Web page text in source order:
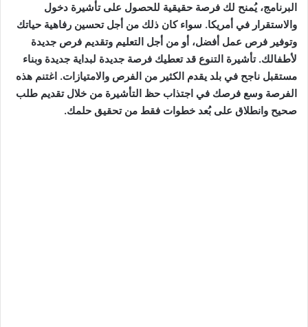
البرنامج، يُمنح لك فرصة حقيقية للحصول على تأشيرة دخول
والاستقرار في أمريكا. سواء كان ذلك من أجل تحسين رفاهية حياتك
وتوفير فرص عمل أفضل، أو من أجل التعليم وتقديم فرص جديدة
لأطفالك. تأشيرة التنوع قد تعطيك فرصة جديدة لبداية جديدة وبناء
مستقبل ناجح في بلد يقدم الكثير من الفرص والامتيازات. اغتنم هذه
الفرصة وسع فرصك في اجتذاب حظ التأشيرة من خلال تقديم طلب
صحيح وانطلاق على بُعد خطوات فقط من تحقيق حلمك.